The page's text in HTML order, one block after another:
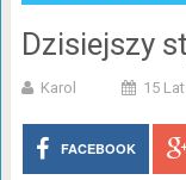
Dzisiejszy
Karol 15
FACEBOOK